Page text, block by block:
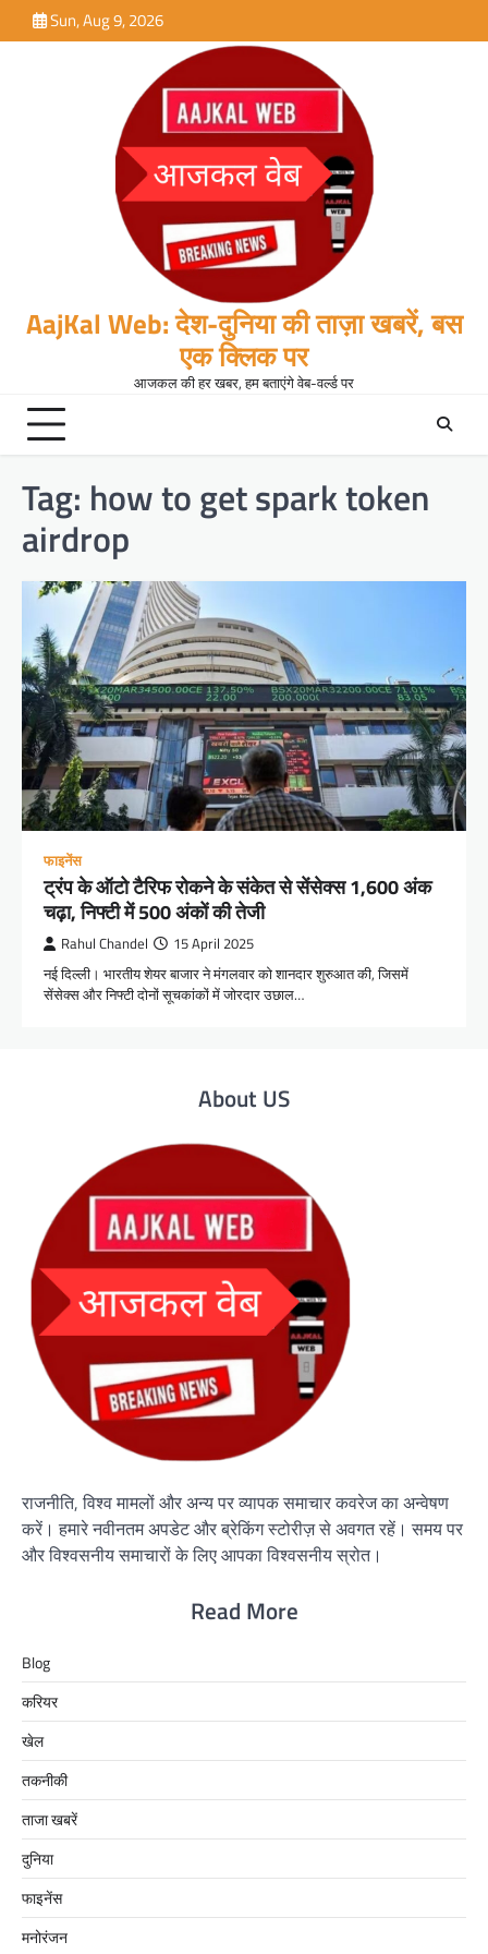
to
Sun, Aug 9, 2026
AajKal Web: देश-दुनिया की ताज़ा खबरें, बस
एक क्लिक पर
आजकल की हर खबर, हम बताएंगे वेब-वर्ल्ड पर
Tag: how to get spark token
airdrop
फाइनेंस
ट्रंप के ऑटो टैरिफ रोकने के संकेत से सेंसेक्स 1,600 अंक
चढ़ा, निफ्टी में 500 अंकों की तेजी
Rahul Chandel 15 April 2025
नई दिल्ली। भारतीय शेयर बाजार ने मंगलवार को शानदार शुरुआत की, जिसमें
सेंसेक्स और निफ्टी दोनों सूचकांकों में जोरदार उछाल…
About US
राजनीति, विश्व मामलों और अन्य पर व्यापक समाचार कवरेज का अन्वेषण
करें। हमारे नवीनतम अपडेट और ब्रेकिंग स्टोरीज़ से अवगत रहें। समय पर
और विश्वसनीय समाचारों के लिए आपका विश्वसनीय स्रोत।
Read More
Blog
करियर
खेल
तकनीकी
ताजा खबरें
दुनिया
फाइनेंस
मनोरंजन